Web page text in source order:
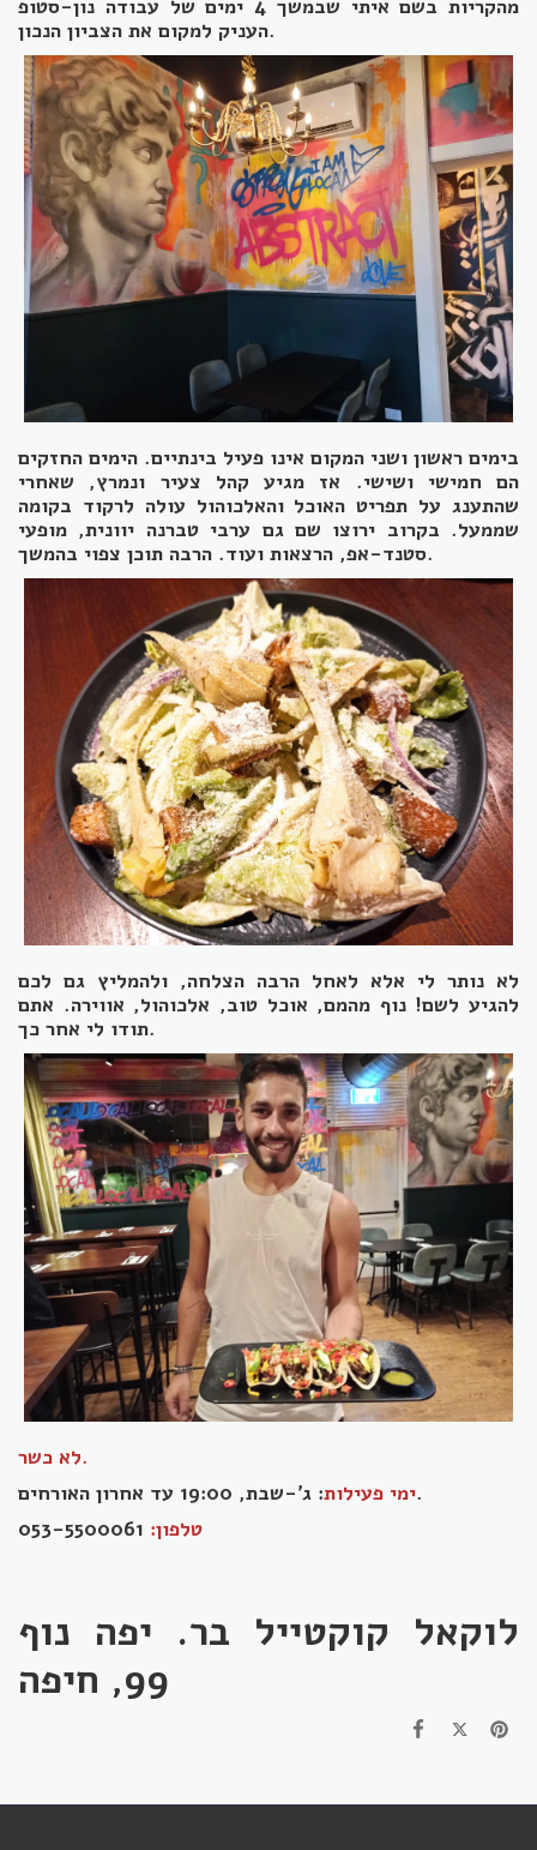
מהקריות בשם איתי שבמשך 4 ימים של עבודה נון-סטופ
העניק למקום את הצביון הנכון.
בימים ראשון ושני המקום אינו פעיל בינתיים. הימים החזקים
הם חמישי ושישי. אז מגיע קהל צעיר ונמרץ, שאחרי
שהתענג על תפריט האוכל והאלכוהול עולה לרקוד בקומה
שממעל. בקרוב ירוצו שם גם ערבי טברנה יוונית, מופעי
סטנד-אפ, הרצאות ועוד. הרבה תוכן צפוי בהמשך.
לא נותר לי אלא לאחל הרבה הצלחה, ולהמליץ גם לכם
להגיע לשם! נוף מהמם, אוכל טוב, אלכוהול, אווירה. אתם
תודו לי אחר כך.
לא כשר.
ימי פעילות: ג'-שבת, 19:00 עד אחרון האורחים.
טלפון:
לוקאל קוקטייל בר. יפה נוף